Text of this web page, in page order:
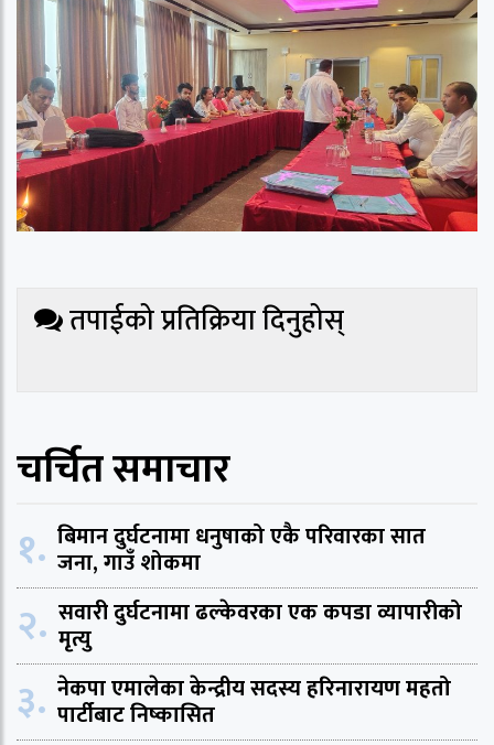
तपाईको प्रतिक्रिया दिनुहोस्
चर्चित समाचार
१. बिमान दुर्घटनामा धनुषाको एकै परिवारका सात
जना, गाउँ शोकमा
२. सवारी दुर्घटनामा ढल्केवरका एक कपडा व्यापारीको
मृत्यु
३. नेकपा एमालेका केन्द्रीय सदस्य हरिनारायण महतो
पार्टीबाट निष्कासित